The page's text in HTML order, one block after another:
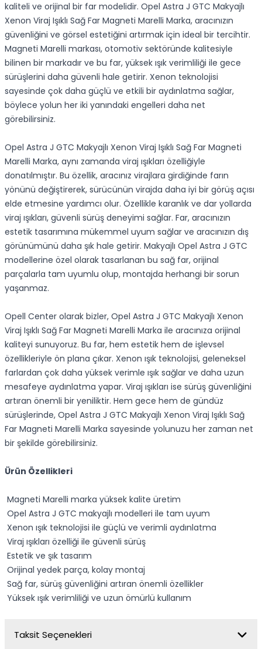
kaliteli ve orijinal bir far modelidir. Opel Astra J GTC Makyajlı
Xenon Viraj Işıklı Sağ Far Magneti Marelli Marka, aracınızın
güvenliğini ve görsel estetiğini artırmak için ideal bir tercihtir.
Magneti Marelli markası, otomotiv sektöründe kalitesiyle
bilinen bir markadır ve bu far, yüksek ışık verimliliği ile gece
sürüşlerini daha güvenli hale getirir. Xenon teknolojisi
sayesinde çok daha güçlü ve etkili bir aydınlatma sağlar,
böylece yolun her iki yanındaki engelleri daha net
görebilirsiniz.
Opel Astra J GTC Makyajlı Xenon Viraj Işıklı Sağ Far Magneti
Marelli Marka, aynı zamanda viraj ışıkları özelliğiyle
donatılmıştır. Bu özellik, aracınız virajlara girdiğinde farın
yönünü değiştirerek, sürücünün virajda daha iyi bir görüş açısı
elde etmesine yardımcı olur. Özellikle karanlık ve dar yollarda
viraj ışıkları, güvenli sürüş deneyimi sağlar. Far, aracınızın
estetik tasarımına mükemmel uyum sağlar ve aracınızın dış
görünümünü daha şık hale getirir. Makyajlı Opel Astra J GTC
modellerine özel olarak tasarlanan bu sağ far, orijinal
parçalarla tam uyumlu olup, montajda herhangi bir sorun
yaşanmaz.
Opell Center olarak bizler, Opel Astra J GTC Makyajlı Xenon
Viraj Işıklı Sağ Far Magneti Marelli Marka ile aracınıza orijinal
kaliteyi sunuyoruz. Bu far, hem estetik hem de işlevsel
özellikleriyle ön plana çıkar. Xenon ışık teknolojisi, geleneksel
farlardan çok daha yüksek verimle ışık sağlar ve daha uzun
mesafeye aydınlatma yapar. Viraj ışıkları ise sürüş güvenliğini
artıran önemli bir yeniliktir. Hem gece hem de gündüz
sürüşlerinde, Opel Astra J GTC Makyajlı Xenon Viraj Işıklı Sağ
Far Magneti Marelli Marka sayesinde yolunuzu her zaman net
bir şekilde görebilirsiniz.
Ürün Özellikleri
Magneti Marelli marka yüksek kalite üretim
Opel Astra J GTC makyajlı modelleri ile tam uyum
Xenon ışık teknolojisi ile güçlü ve verimli aydınlatma
Viraj ışıkları özelliği ile güvenli sürüş
Estetik ve şık tasarım
Orijinal yedek parça, kolay montaj
Sağ far, sürüş güvenliğini artıran önemli özellikler
Yüksek ışık verimliliği ve uzun ömürlü kullanım
Taksit Seçenekleri